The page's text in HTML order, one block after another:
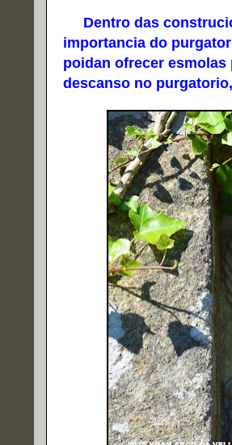
Dentro das
importancia do
poidan ofrecer esmolas
descanso no